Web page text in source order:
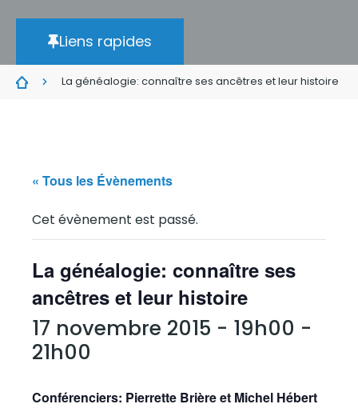
Liens rapides
La généalogie: connaître ses ancêtres et leur histoire
« Tous les Évènements
Cet évènement est passé.
La généalogie: connaître ses
ancêtres et leur histoire
17 novembre 2015 - 19h00 -
21h00
Conférenciers: Pierrette Brière et Michel Hébert